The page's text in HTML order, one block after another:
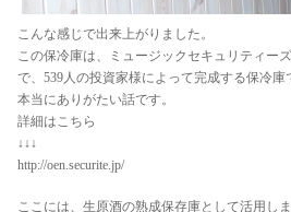
こんな感じで出来上がりました。
この保冷庫は、ミュージックセキュリティー
で、539人の投資家様によって完成する保冷庫
本当にありがたい話です。
詳細はこちら
↓↓↓
http://oen.securite.jp/
ここには、生原酒の熟成保存庫として活用しま